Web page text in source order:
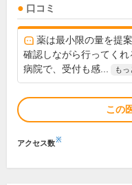
口コミ
薬は最小限の量を提
確認しながら行ってく
病院で、受付も感...
も
この
アクセス数※